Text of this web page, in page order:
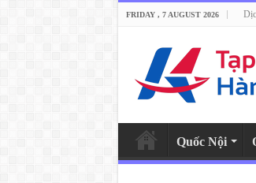
FRIDAY , 7 AUGUST 2026
Quốc Nội